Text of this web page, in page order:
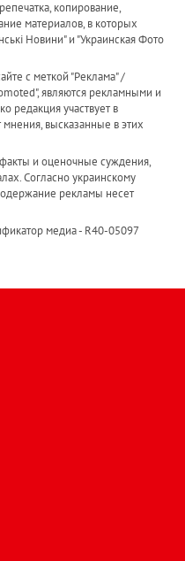
копирование,
материалов, в которых
Новини" и "Украинская Фото
с меткой "Реклама" /
являются рекламными и
редакция участвует в
мнения, высказанные в этих
факты и оценочные суждения,
Согласно украинскому
рекламы несет
медиа - R40-05097